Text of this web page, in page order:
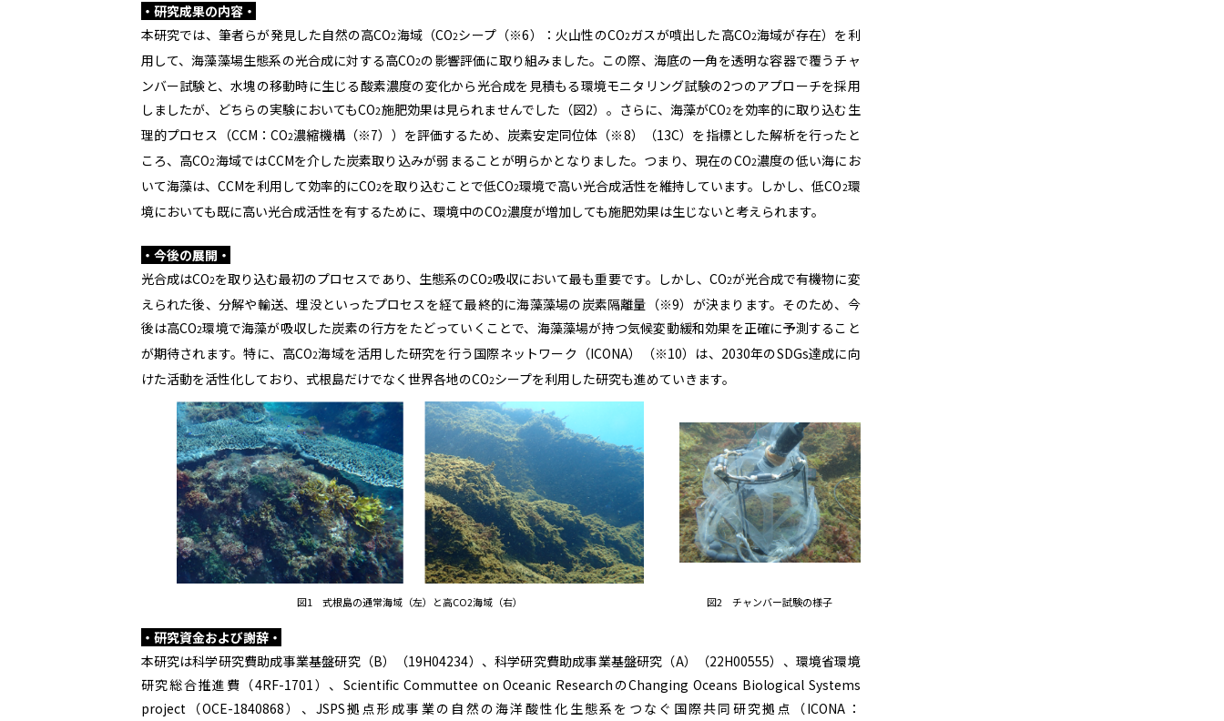
・研究成果の内容・
本研究では、筆者らが発見した自然の高CO2海域（CO2シープ（※6）：火山性のCO2ガスが噴出した高CO2海域が存在）を利
用して、海藻藻場生態系の光合成に対する高CO2の影響評価に取り組みました。この際、海底の一角を透明な容器で覆うチャ
ンバー試験と、水塊の移動時に生じる酸素濃度の変化から光合成を見積もる環境モニタリング試験の2つのアプローチを採用
しましたが、どちらの実験においてもCO2施肥効果は見られませんでした（図2）。さらに、海藻がCO2 を効率的に取り込む生
理的プロセス（CCM：CO2濃縮機構（※7））を評価するため、炭素安定同位体（※8）（13C）を指標とした解析を行ったと
ころ、高CO2海域ではCCMを介した炭素取り込みが弱まることが明らかとなりました。つまり、現在のCO2濃度の低い海にお
いて海藻は、CCMを利用して効率的にCO2を取り込むことで低CO2環境で高い光合成活性を維持しています。しかし、低CO2環
境においても既に高い光合成活性を有するために、環境中のCO2濃度が増加しても施肥効果は生じないと考えられます。
・今後の展開・
光合成はCO2を取り込む最初のプロセスであり、生態系のCO2吸収において最も重要です。しかし、CO2が光合成で有機物に変
えられた後、分解や輸送、埋没といったプロセスを経て最終的に海藻藻場の炭素隔離量（※9）が決まります。そのため、今
後は高CO2環境で海藻が吸収した炭素の行方をたどっていくことで、海藻藻場が持つ気候変動緩和効果を正確に予測すること
が期待されます。特に、高CO2海域を活用した研究を行う国際ネットワーク（ICONA）（※10）は、2030年のSDGs達成に向
けた活動を活性化しており、式根島だけでなく世界各地のCO2シープを利用した研究も進めていきます。
図1 式根島の通常海域（左）と高CO2海域（右） 図2 チャンバー試験の様子
・研究資金および謝辞・
本研究は科学研究費助成事業基盤研究（B）（19H04234）、科学研究費助成事業基盤研究（A）（22H00555）、環境省環境
研究総合推進費（4RF-1701）、Scientific Commuttee on Oceanic ResearchのChanging Oceans Biological Systems
project（OCE-1840868）、JSPS拠点形成事業の自然の海洋酸性化生態系をつなぐ国際共同研究拠点（ICONA：